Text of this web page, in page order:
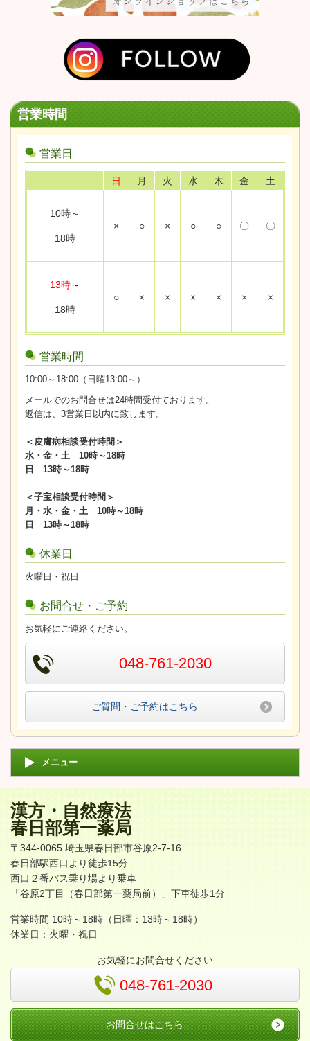
営業時間
営業日
日 月 火 水 木 金 土
10時～
18時
× ○ × ○ ○ 〇 〇
13時～
18時
○ × × × × × ×
営業時間
10:00～18:00（日曜13:00～）
メールでのお問合せは24時間受付ております。
返信は、3営業日以内に致します。
＜皮膚病相談受付時間＞
水・金・土 10時～18時
日 13時～18時
＜子宝相談受付時間＞
月・水・金・土 10時～18時
日 13時～18時
休業日
火曜日・祝日
お問合せ・ご予約
お気軽にご連絡ください。
048-761-2030
ご質問・ご予約はこちら
メニュー
漢方・自然療法
春日部第一薬局
〒344-0065 埼玉県春日部市谷原2-7-16
春日部駅西口より徒歩15分
西口２番バス乗り場より乗車
「谷原2丁目（春日部第一薬局前）」下車徒歩1分
営業時間 10時～18時（日曜：13時～18時）
休業日：火曜・祝日
お気軽にお問合せください
048-761-2030
お問合せはこちら